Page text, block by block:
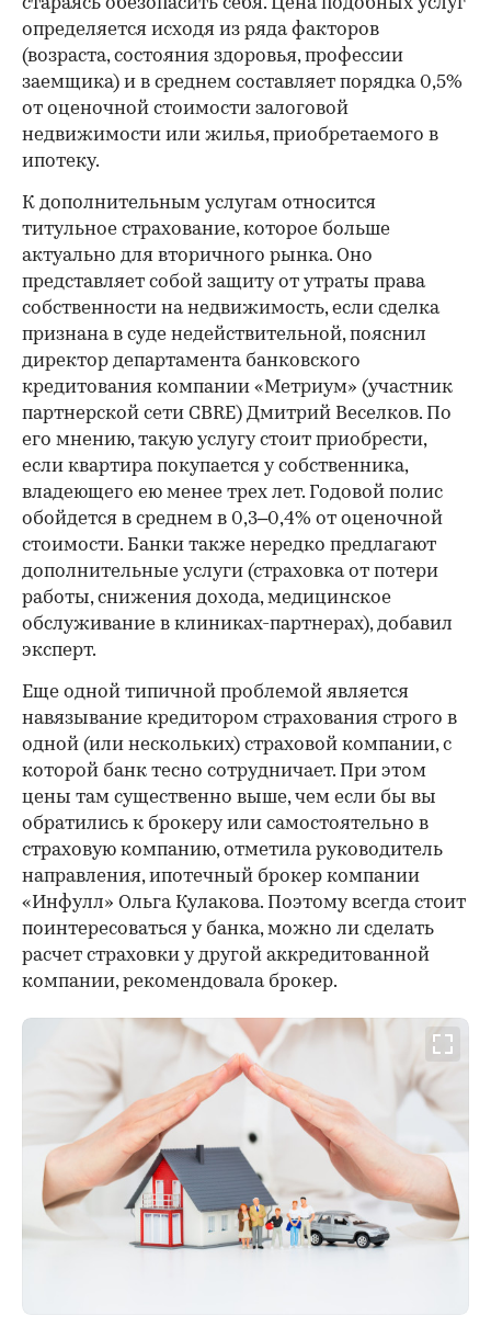
определяется исходя из ряда факторов
(возраста, состояния здоровья, профессии
заемщика) и в среднем составляет порядка 0,5%
от оценочной стоимости залоговой
недвижимости или жилья, приобретаемого в
ипотеку.
К дополнительным услугам относится
титульное страхование, которое больше
актуально для вторичного рынка. Оно
представляет собой защиту от утраты права
собственности на недвижимость, если сделка
признана в суде недействительной, пояснил
директор департамента банковского
кредитования компании «Метриум» (участник
партнерской сети CBRE) Дмитрий Веселков. По
его мнению, такую услугу стоит приобрести,
если квартира покупается у собственника,
владеющего ею менее трех лет. Годовой полис
обойдется в среднем в 0,3–0,4% от оценочной
стоимости. Банки также нередко предлагают
дополнительные услуги (страховка от потери
работы, снижения дохода, медицинское
обслуживание в клиниках-партнерах), добавил
эксперт.
Еще одной типичной проблемой является
навязывание кредитором страхования строго в
одной (или нескольких) страховой компании, с
которой банк тесно сотрудничает. При этом
цены там существенно выше, чем если бы вы
обратились к брокеру или самостоятельно в
страховую компанию, отметила руководитель
направления, ипотечный брокер компании
«Инфулл» Ольга Кулакова. Поэтому всегда стоит
поинтересоваться у банка, можно ли сделать
расчет страховки у другой аккредитованной
компании, рекомендовала брокер.